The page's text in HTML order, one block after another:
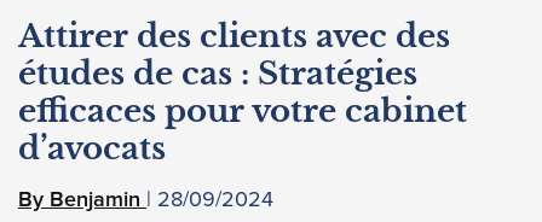
Attirer des clients avec des
études de cas : Stratégies
efficaces pour votre cabinet
d’avocats
Benjamin 28/09/2024